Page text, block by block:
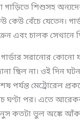
গাড়িতে শিশুসহ
কেউ বেঁচে যেতেন।
এবং চালক সেখানে
সরানোর কোনো
ছিল না। ওই দিন
পর্যন্ত মেট্রোরেল
ঘণ্টা পর। এতে
কতটা ভুল অঙ্কে